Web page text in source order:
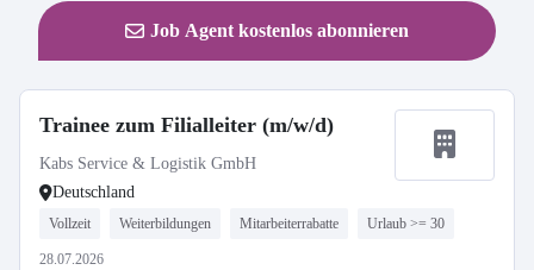
Job Agent kostenlos abonnieren
Trainee zum Filialleiter (m/w/d)
Kabs Service & Logistik GmbH
Deutschland
Vollzeit Weiterbildungen Mitarbeiterrabatte Urlaub >= 30
28.07.2026